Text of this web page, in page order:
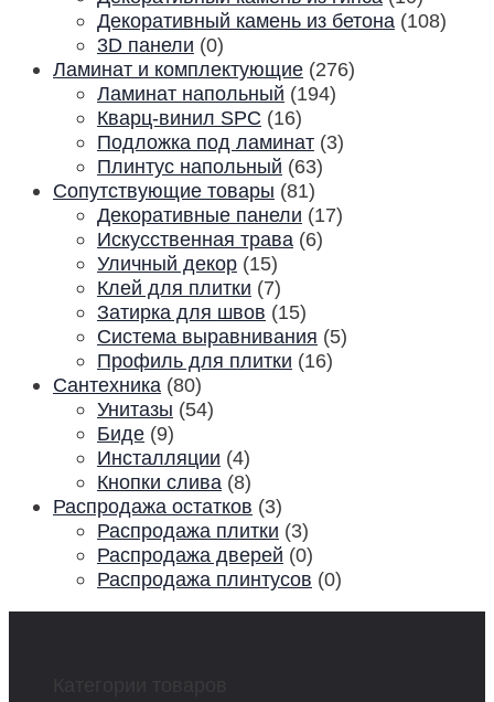
Декоративный камень из бетона (108)
3D панели (0)
Ламинат и комплектующие (276)
Ламинат напольный (194)
Кварц-винил SPC (16)
Подложка под ламинат (3)
Плинтус напольный (63)
Сопутствующие товары (81)
Декоративные панели (17)
Искусственная трава (6)
Уличный декор (15)
Клей для плитки (7)
Затирка для швов (15)
Система выравнивания (5)
Профиль для плитки (16)
Сантехника (80)
Унитазы (54)
Биде (9)
Инсталляции (4)
Кнопки слива (8)
Распродажа остатков (3)
Распродажа плитки (3)
Распродажа дверей (0)
Распродажа плинтусов (0)